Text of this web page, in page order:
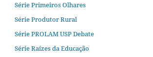
Série Primeiros Olhares
Série Produtor Rural
Série PROLAM USP Debate
Série Raízes da Educação